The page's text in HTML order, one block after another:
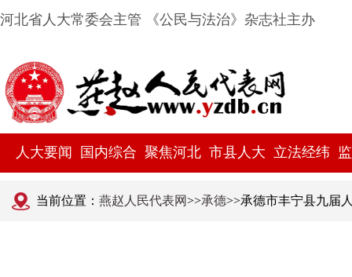
河北省人大常委会主管 《公民与法治》杂志社主办
人大要闻 国内综合 聚焦河北 市县人大 立法经纬
当前位置： 燕赵人民代表网>>承德>>承德市丰宁县九届